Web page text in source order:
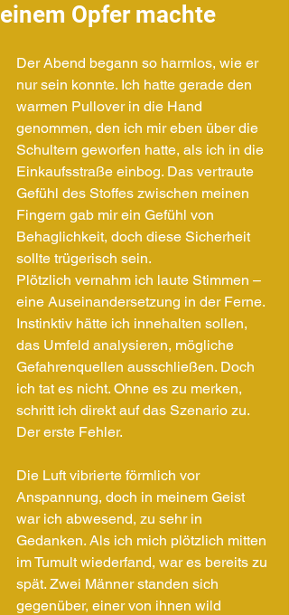
einem Opfer machte
Der Abend begann so harmlos, wie er
nur sein konnte. Ich hatte gerade den
warmen Pullover in die Hand
genommen, den ich mir eben über die
Schultern geworfen hatte, als ich in die
Einkaufsstraße einbog. Das vertraute
Gefühl des Stoffes zwischen meinen
Fingern gab mir ein Gefühl von
Behaglichkeit, doch diese Sicherheit
sollte trügerisch sein.
Plötzlich vernahm ich laute Stimmen –
eine Auseinandersetzung in der Ferne.
Instinktiv hätte ich innehalten sollen,
das Umfeld analysieren, mögliche
Gefahrenquellen ausschließen. Doch
ich tat es nicht. Ohne es zu merken,
schritt ich direkt auf das Szenario zu.
Der erste Fehler.
Die Luft vibrierte förmlich vor
Anspannung, doch in meinem Geist
war ich abwesend, zu sehr in
Gedanken. Als ich mich plötzlich mitten
im Tumult wiederfand, war es bereits zu
spät. Zwei Männer standen sich
gegenüber, einer von ihnen wild